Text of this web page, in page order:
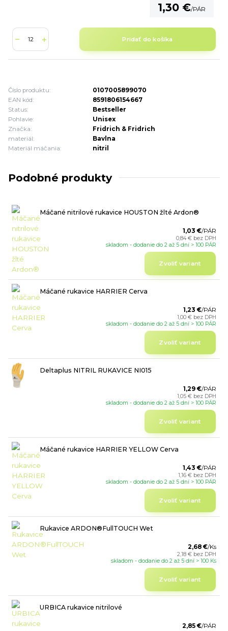
1,30 €/PÁR
Pridať do košíka
Číslo produktu:
0107005899070
EAN kód:
8591806154667
Status:
Bestseller
Pohlavie:
Unisex
Značka:
Fridrich & Fridrich
materiál:
Bavlna
Materiál máčania:
nitril
Podobné produkty
Máčané nitrilové rukavice HOUSTON žlté Ardon®
1,03 €/PÁR
0,84 € bez DPH
skladom - dodanie do 2 až 5 dní > 100 PÁR
Zvoliť variant
Máčané rukavice HARRIER Cerva
1,23 €/PÁR
1,00 € bez DPH
skladom - dodanie do 2 až 5 dní > 100 PÁR
Zvoliť variant
Deltaplus NITRIL RUKAVICE NI015
1,29 €/PÁR
1,05 € bez DPH
skladom - dodanie do 2 až 5 dní > 100 PÁR
Zvoliť variant
Máčané rukavice HARRIER YELLOW Cerva
1,43 €/PÁR
1,16 € bez DPH
skladom - dodanie do 2 až 5 dní > 100 PÁR
Zvoliť variant
Rukavice ARDON®FullTOUCH Wet
2,68 €/Ks
2,18 € bez DPH
skladom - dodanie do 2 až 5 dní > 100 Ks
Zvoliť variant
URBICA rukavice nitrilové
2,85 €/PÁR